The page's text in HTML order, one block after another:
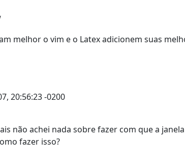
melhor o vim e o Latex adicionem suas
20:56:23 -0200
não achei nada sobre fazer com que a
fazer isso?